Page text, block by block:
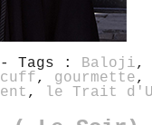
- Tags : Baloji
, gourmette
, le Trait